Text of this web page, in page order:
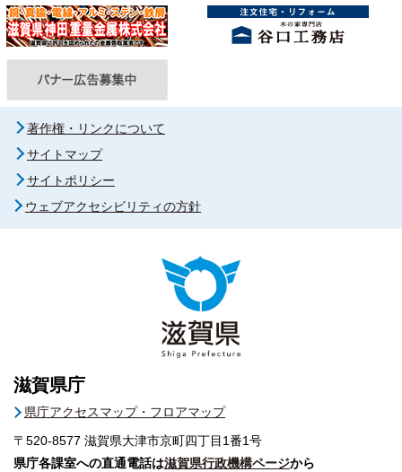
著作権・リンクについて
サイトマップ
サイトポリシー
ウェブアクセシビリティの方針
滋賀県庁
県庁アクセスマップ・フロアマップ
〒520-8577 滋賀県大津市京町四丁目1番1号
県庁各課室への直通電話は滋賀県行政機構ページから